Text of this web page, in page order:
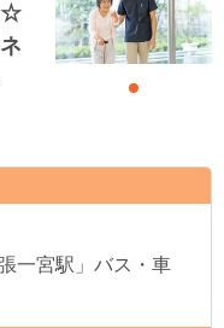
☆
一宮駅」バス・車